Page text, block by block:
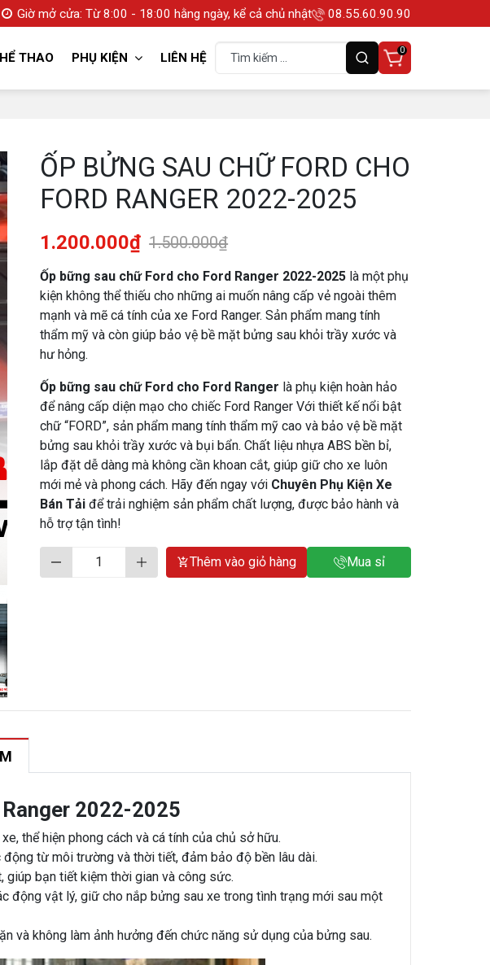
Giờ mở cửa: Từ 8:00 - 18:00 hằng ngày, kể cả chủ nhật 08.55.60.90.90
THAO PHỤ KIỆN LIÊN HỆ
0
ỐP BỬNG SAU CHỮ FORD CHO
FORD RANGER 2022-2025
1.200.000₫ 1.500.000₫
Ốp bững sau chữ Ford cho Ford Ranger 2022-2025 là một phụ
kiện không thể thiếu cho những ai muốn nâng cấp vẻ ngoài thêm
mạnh và mẽ cá tính của xe Ford Ranger. Sản phẩm mang tính
thẩm mỹ và còn giúp bảo vệ bề mặt bửng sau khỏi trầy xước và
hư hỏng.
Ốp bững sau chữ Ford cho Ford Ranger là phụ kiện hoàn hảo
để nâng cấp diện mạo cho chiếc Ford Ranger Với thiết kế nổi bật
chữ “FORD”, sản phẩm mang tính thẩm mỹ cao và bảo vệ bề mặt
bửng sau khỏi trầy xước và bụi bẩn. Chất liệu nhựa ABS bền bỉ,
lắp đặt dễ dàng mà không cần khoan cắt, giúp giữ cho xe luôn
mới mẻ và phong cách. Hãy đến ngay với Chuyên Phụ Kiện Xe
Bán Tải để trải nghiệm sản phẩm chất lượng, được bảo hành và
hỗ trợ tận tình!
Thêm vào giỏ hàng Mua sỉ
2022-2025
thể hiện phong cách và cá tính của chủ sở hữu.
từ môi trường và thời tiết, đảm bảo độ bền lâu dài.
giúp bạn tiết kiệm thời gian và công sức.
động vật lý, giữ cho nắp bửng sau xe trong tình trạng mới sau một
và không làm ảnh hưởng đến chức năng sử dụng của bửng sau.